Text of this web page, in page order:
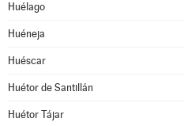
Huélago
Huéneja
Huéscar
Huétor de Santillán
Huétor Tájar